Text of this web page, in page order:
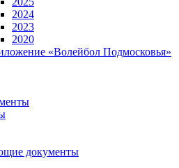
2024
2023
2020
«Волейбол Подмосковья»
документы